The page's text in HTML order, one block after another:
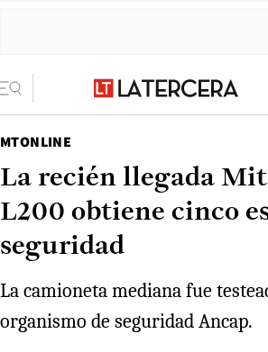
MTONLINE
La recién llegada
L200 obtiene cinco
seguridad
La camioneta mediana fue
organismo de seguridad Ancap.